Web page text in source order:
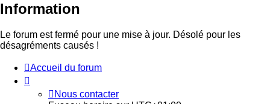
Information
Le forum est fermé pour une mise à jour. Désolé pour les
désagréments causés !
Accueil du forum
Nous contacter